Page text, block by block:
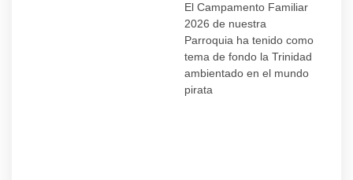
El Campamento Familiar
2026 de nuestra
Parroquia ha tenido como
tema de fondo la Trinidad
ambientado en el mundo
pirata